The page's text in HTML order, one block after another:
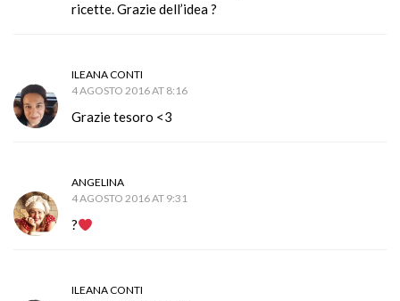
ricette. Grazie dell’idea ?
ILEANA CONTI
4 AGOSTO 2016 AT 8:16
Grazie tesoro <3
ANGELINA
4 AGOSTO 2016 AT 9:31
?
ILEANA CONTI